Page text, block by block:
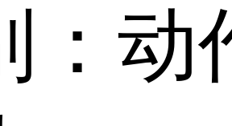
：动